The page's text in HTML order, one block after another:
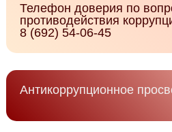
Телефон доверия по
противодействия
8 (692) 54-06-45
Антикоррупционное